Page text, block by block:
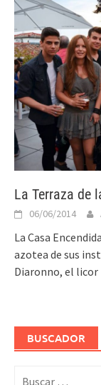
La Terraza de
06/06/2014
La Casa
azotea de sus
Diaronno, el
BUSCADOR